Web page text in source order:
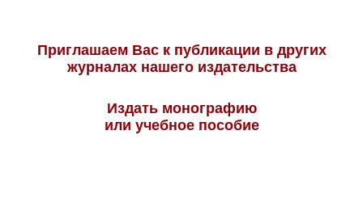
Приглашаем Вас к публикации в других
журналах нашего издательства
Издать монографию
или учебное пособие